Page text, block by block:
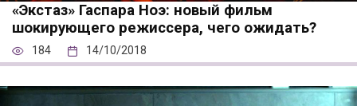
«Экстаз» Гаспара Ноэ: новый фильм
шокирующего режиссера, чего ожидать?
184 14/10/2018